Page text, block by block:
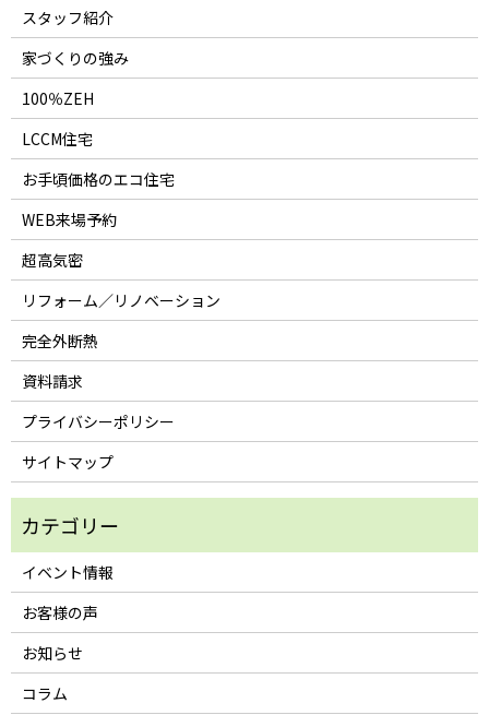
スタッフ紹介
家づくりの強み
100％ZEH
LCCM住宅
お手頃価格のエコ住宅
WEB来場予約
超高気密
リフォーム／リノベーション
完全外断熱
資料請求
プライバシーポリシー
サイトマップ
イベント情報
お客様の声
お知らせ
コラム